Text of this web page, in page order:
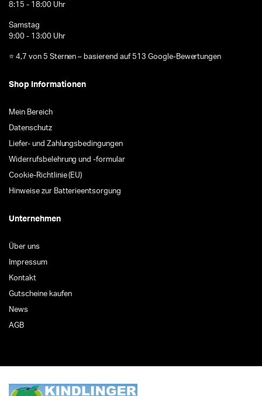
8:15 - 18:00 Uhr
Samstag
9:00 - 13:00 Uhr
⭐ 4,7 von 5 Sternen – basierend auf 513 Google-Bewertungen
Shop Informationen
Mein Bereich
Datenschutz
Liefer- und Zahlungsbedingungen
Widerrufsbelehrung und -formular
Cookie-Richtlinie (EU)
Hinweise zur Batterieentsorgung
Unternehmen
Über uns
Impressum
Kontakt
Gutscheine kaufen
News
AGB